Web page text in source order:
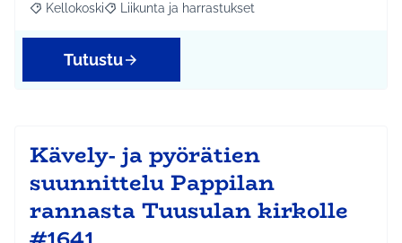
Rajaa tulokset aihepiirin mukaan: Kellokoski
Kellokoski Rajaa tulokset teeman mukaan: Liikunta ja
Liikunta ja harrastukset
Tutustu
Kävely- ja pyörätien
suunnittelu Pappilan
rannasta Tuusulan kirkolle